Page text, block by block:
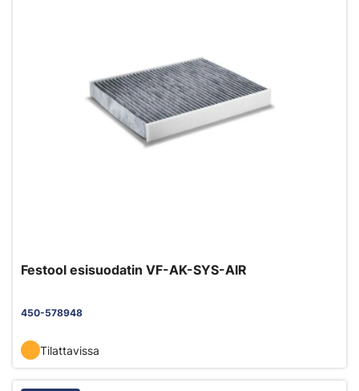
Festool esisuodatin VF-AK-SYS-AIR
450-578948
Tilattavissa